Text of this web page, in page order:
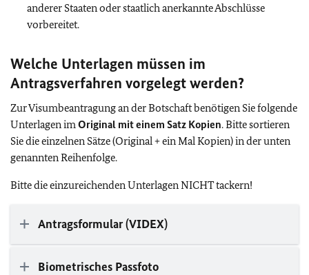
anderer Staaten oder staatlich anerkannte Abschlüsse
vorbereitet.
Welche Unterlagen müssen im
Antragsverfahren vorgelegt werden?
Zur Visumbeantragung an der Botschaft benötigen Sie folgende
Unterlagen im Original mit einem Satz Kopien. Bitte sortieren
Sie die einzelnen Sätze (Original + ein Mal Kopien) in der unten
genannten Reihenfolge.
Bitte die einzureichenden Unterlagen NICHT tackern!
Antragsformular (VIDEX)
Biometrisches Passfoto